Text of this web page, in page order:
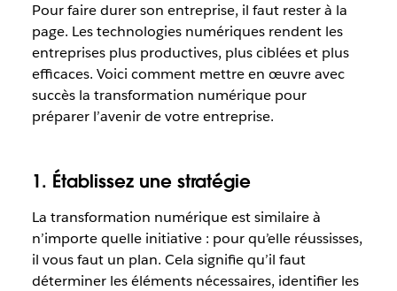
Pour faire durer son entreprise, il faut rester à la
page. Les technologies numériques rendent les
entreprises plus productives, plus ciblées et plus
efficaces. Voici comment mettre en œuvre avec
succès la transformation numérique pour
préparer l’avenir de votre entreprise.
1. Établissez une stratégie
La transformation numérique est similaire à
n’importe quelle initiative : pour qu’elle réussisses,
il vous faut un plan. Cela signifie qu’il faut
déterminer les éléments nécessaires, identifier les